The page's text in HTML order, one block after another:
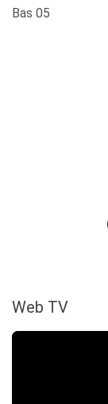
Bas 05
Web TV